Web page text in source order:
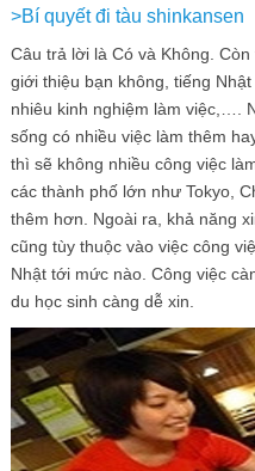
>Bí quyết đi tàu shinkansen
Câu trả lời là Có và Không.
giới thiệu bạn không, tiếng
nhiêu kinh nghiệm làm việc,….
sống có nhiều việc làm thêm
thì sẽ không nhiều công việc
các thành phố lớn như Tokyo,
thêm hơn. Ngoài ra, khả năng
cũng tùy thuộc vào việc công
Nhật tới mức nào. Công việc
du học sinh càng dễ xin.